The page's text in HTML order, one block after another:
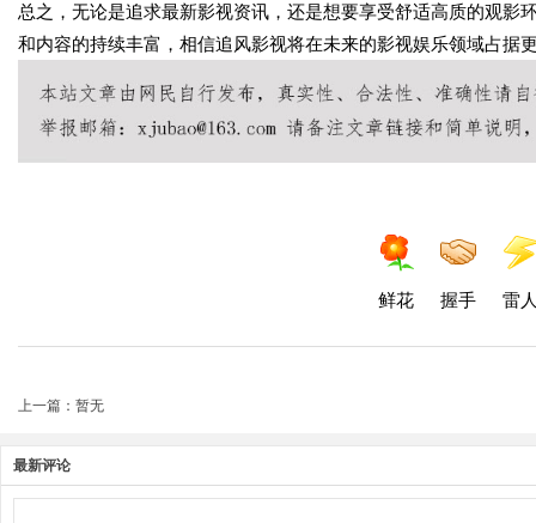
总之，无论是追求最新影视资讯，还是想要享受舒适高质的观
和内容的持续丰富，相信追风影视将在未来的影视娱乐领域占据
鲜花 握手 雷
上一篇：暂无
最新评论